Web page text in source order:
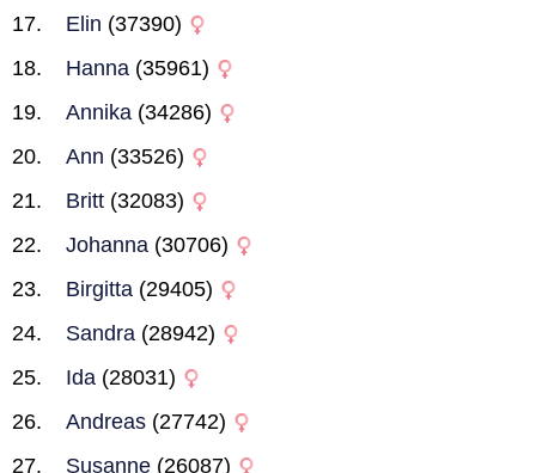
Elin (37390)
Hanna (35961)
Annika (34286)
Ann (33526)
Britt (32083)
Johanna (30706)
Birgitta (29405)
Sandra (28942)
Ida (28031)
Andreas (27742)
Susanne (26087)